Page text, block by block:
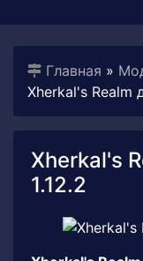
Главная »
Xherkal's Realm
Xherkal's
1.12.2